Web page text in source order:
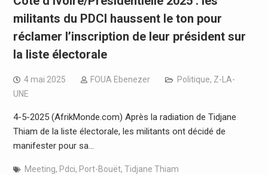
militants du PDCI haussent le ton pour
réclamer l’inscription de leur président sur
la liste électorale
4 mai 2025 FOUA Ebenezer Politique, Z-LA-
UNE
4-5-2025 (AfrikMonde.com) Après la radiation de Tidjane
Thiam de la liste électorale, les militants ont décidé de
manifester pour sa…
Meeting, Pdci, Port-Bouët, Tidjane Thiam